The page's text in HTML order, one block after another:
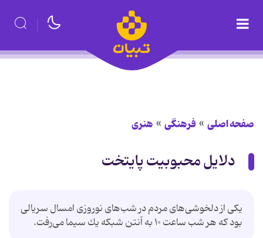
صفحه اصلی فرهنگی هنری
دلایل محبوبیت پایتخت
یكی از دلخوشی‌های مردم در شب‌های نوروزی امسال سریالی
بود كه هر شب ساعت ۱۰ به آنتن شبكه یك سیما می‌رفت.